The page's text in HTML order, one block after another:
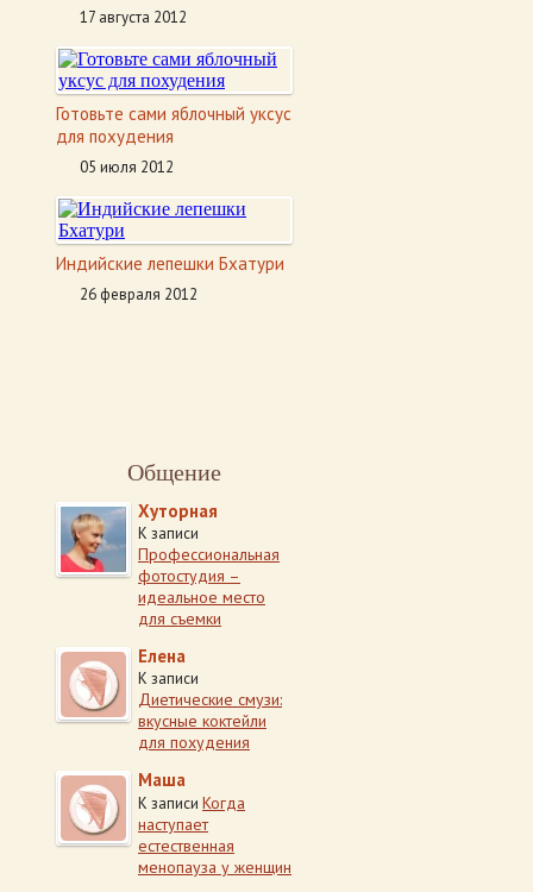
17 августа 2012
Готовьте сами яблочный уксус
для похудения
05 июля 2012
Индийские лепешки Бхатури
26 февраля 2012
Общение
Хуторная
К записи
Профессиональная
фотостудия –
идеальное место
для съемки
Елена
К записи
Диетические смузи:
вкусные коктейли
для похудения
Маша
К записи Когда
наступает
естественная
менопауза у женщин